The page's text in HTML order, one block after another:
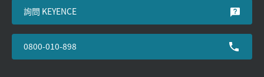
詢問 KEYENCE
0800-010-898